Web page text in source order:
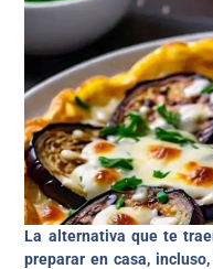
La alternativa que te
preparar en casa,